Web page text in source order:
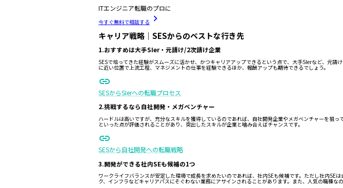
ITエンジニア転職のプロに
今すぐ無料で相談する
キャリア戦略｜SESからのベストな行き先
1.おすすめは大手SIer・元請け/2次請け企業
SESで培ってきた経験がスムーズに活かせ、かつキャリアアップできるという点で、大手SIerなど、元
に近い位置で上流工程、マネジメントの仕事を経験できるほか、報酬アップも期待できるでしょう。
SESからSIerへの転職プロセス
2.挑戦するなら自社開発・メガベンチャー
ハードルは高いですが、充分なスキルを獲得しているのであれば、自社開発企業やメガベンチャーを狙
といった点が評価されることがあり、突出したスキルが企業と噛み合えばチャンスです。
SESから自社開発への転職戦略
3.開発ができる社内SEも候補の1つ
ワークライフバランスが安定した環境で成長を求めたいのであれば、社内SEも候補です。ただし社内
ク、インフラなどキャリアパスにそぐわない業務にアサインされることがあります。また、人気の職種なの